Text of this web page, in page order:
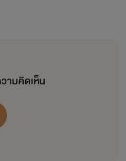
ามคิดเห็น